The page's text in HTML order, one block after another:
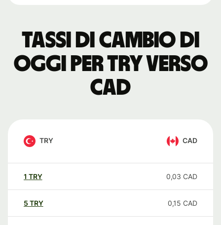
Tassi di cambio di
oggi per TRY verso
CAD
TRY CAD
1 TRY 0,03 CAD
5 TRY 0,15 CAD